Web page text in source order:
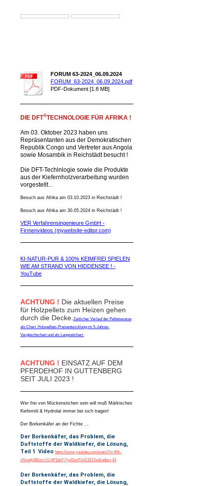
FORUM 63-2024_06.09.2024
FORUM_63-2024_06.09.2024.pdf
PDF-Dokument [1.8 MB]
DIE DFT®TECHNOLOGIE FÜR AFRIKA !
Am 03. Oktober 2023 haben uns
Repräsentanten aus der Demokratischen
Republik Congo und Vertreter aus Angola
sowie Mosambik in Reichstädt besucht !
Die DFT-Techlnlogie sowie die Produkte
aus der Kiefernholzverarbeitung wurden
vorgestellt...
Besuch aus Afrika am 03.10.2023 in Reichstädt !
Besuch aus Afrika am 30.05.2024 in Reichstädt !
VER Verfahrensingenieure GmbH -
Firmenvideos (mywebsite-editor.com)
KI-NATUR-PUR & 100% KEIMFREI SPIELEN
WIE AM STRAND VON HIDDENSEE ! -
YouTube
ACHTUNG ! Die aktuellen Preise
für Holzpellets zum Heizen gehen
durch die Decke. Zeitlicher Verlauf der Pelletspreise
als Chart. Holzpellets-Preisentwicklung im 5-Jahres-
Vergleichschart und als Langzeitchart.
ACHTUNG ! EINSATZ AUF DEM
PFERDEHOF IN GUTTENBERG
SEIT JULI 2023 !
Wer frei von Mückenstichen sein will muß Märkisches
Kiefernöl & Hydrolat immer bei sich tragen!
Der Borkenkäfer an der Fichte ...
Der Borkenkäfer, das Problem, die
Duftstoffe der Waldkiefer, die Lösung,
Teil 1 Video https://www.youtube.com/watch?v=fhK-
sNnody0&list=UU4P1dzFj7yxIGwPJvD3217w&index=43
Der Borkenkäfer, das Problem, die
Duftstoffe der Waldkiefer, die Lösung,